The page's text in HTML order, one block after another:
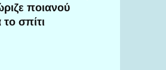
ποιανού
σπίτι